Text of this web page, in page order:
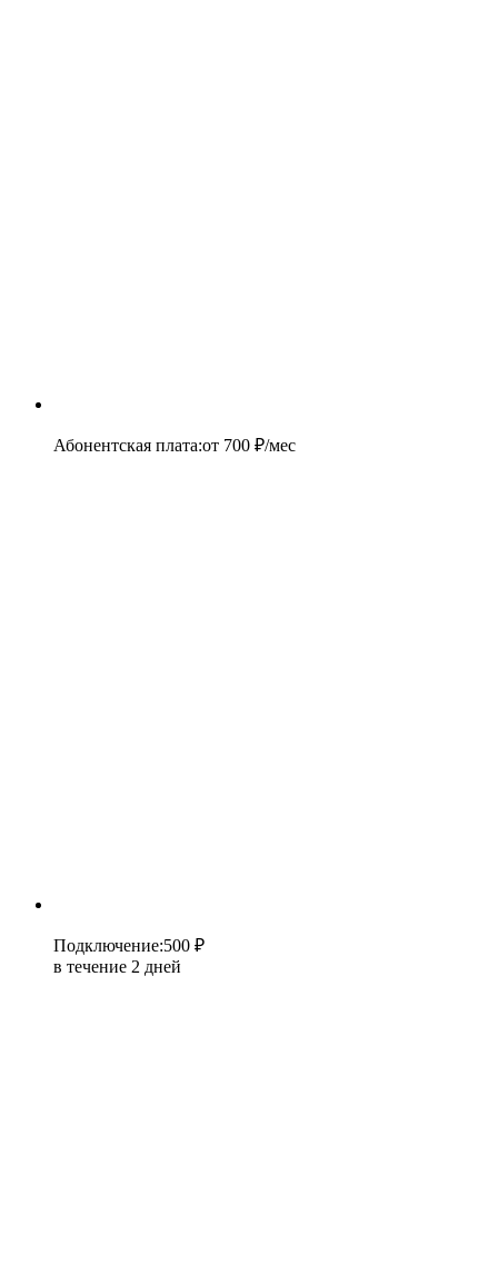
Абонентская плата:от 700 ₽/мес
Подключение:500 ₽
в течение 2 дней